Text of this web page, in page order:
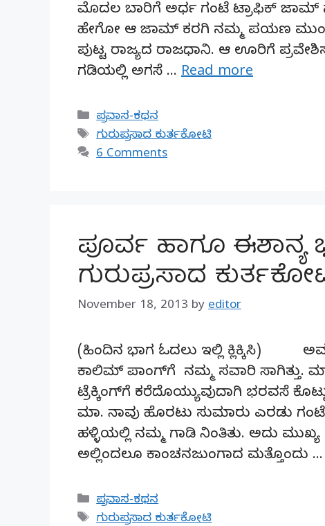
ಮೊದಲ ಬಾರಿಗೆ ಅರ್ಧ ಗಂಟೆ ಟ್ರಾಫಿಕ್ ಜಾಮ್
ಹೇಗೋ ಆ ಜಾಮ್ ಕರಗಿ ನಮ್ಮ ಪಯಣ
ಪುಟ್ಟ ರಾಜ್ಯದ ರಾಜಧಾನಿ. ಆ ಊರಿಗೆ
ಗಡಿಯಲ್ಲಿ ಅಗಸೆ … Read more
Categories
ಪ್ರವಾಸ-ಕಥನ
Tags
ಗುರುಪ್ರಸಾದ ಕುರ್ತಕೋಟಿ
6 Comments
ಪೂರ್ವ ಹಾಗೂ ಈಶಾನ್ಯ
ಗುರುಪ್ರಸಾದ
November 18, 2013 by editor
(ಹಿಂದಿನ ಭಾಗ ಓದಲು ಇಲ್ಲಿ ಕ್ಲಿಕ್ಕಿಸಿ)
ಕಾಲಿಮ್ ಪಾಂಗ್‍ಗೆ ನಮ್ಮ ಸವಾರಿ ಸಾಗಿತ್ತು.
ಟ್ರೆಕ್ಕಿಂಗ್‍ಗೆ ಕರೆದೊಯ್ಯುವುದಾಗಿ ಭರವಸೆ
ಮಾ. ನಾವು ಹೊರಟು ಸುಮಾರು ಎರಡು
ಹಳ್ಳಿಯಲ್ಲಿ ನಮ್ಮ ಗಾಡಿ ನಿಂತಿತು. ಅದು ಮುಖ್ಯ
ಅಲ್ಲಿಂದಲೂ ಕಾಂಚನಜುಂಗಾದ ಮತ್ತೊಂದು …
Categories
ಪ್ರವಾಸ-ಕಥನ
Tags
ಗುರುಪ್ರಸಾದ ಕುರ್ತಕೋಟಿ